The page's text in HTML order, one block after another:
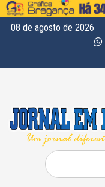
08 de agosto de 2026
Pesquisar
por: